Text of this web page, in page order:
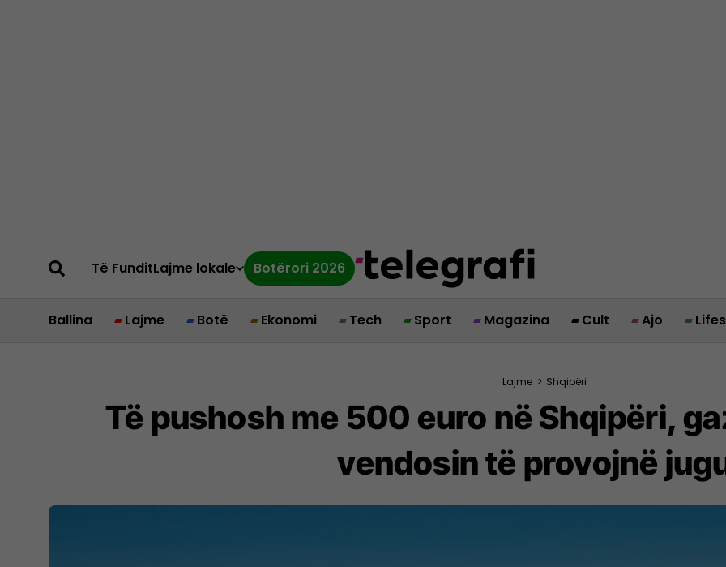
Të FunditLajme lokale Botërori 2026
Ballina Lajme Botë Ekonomi Tech Sport Magazina Cult Ajo
Lajme > Shqipëri
Të pushosh me 500 euro në Shqipëri,
vendosin të provojnë